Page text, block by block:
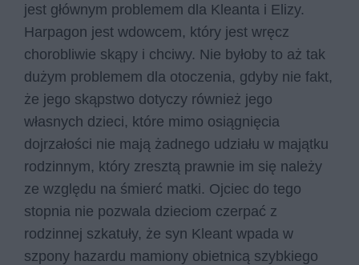
jest głównym problemem dla Kleanta i Elizy.
Harpagon jest wdowcem, który jest wręcz
chorobliwie skąpy i chciwy. Nie byłoby to aż tak
dużym problemem dla otoczenia, gdyby nie fakt,
że jego skąpstwo dotyczy również jego
własnych dzieci, które mimo osiągnięcia
dojrzałości nie mają żadnego udziału w majątku
rodzinnym, który zresztą prawnie im się należy
ze względu na śmierć matki. Ojciec do tego
stopnia nie pozwala dzieciom czerpać z
rodzinnej szkatuły, że syn Kleant wpada w
szpony hazardu mamiony obietnicą szybkiego